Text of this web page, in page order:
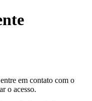
em contato com o
o acesso.